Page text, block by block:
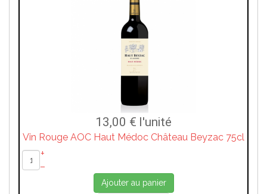
13,00 € l'unité
Vin Rouge AOC Haut Médoc Château Beyzac 75cl
+
–
Ajouter au panier